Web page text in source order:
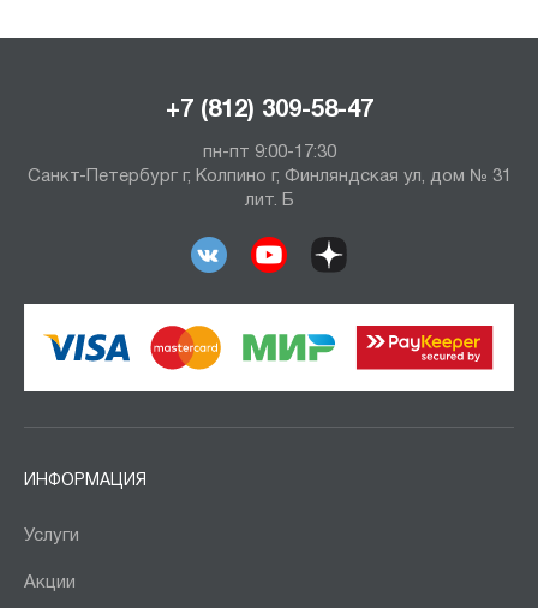
+7 (812) 309-58-47
пн-пт 9:00-17:30
Санкт-Петербург г, Колпино г, Финляндская ул, дом № 31
лит. Б
ИНФОРМАЦИЯ
Услуги
Акции